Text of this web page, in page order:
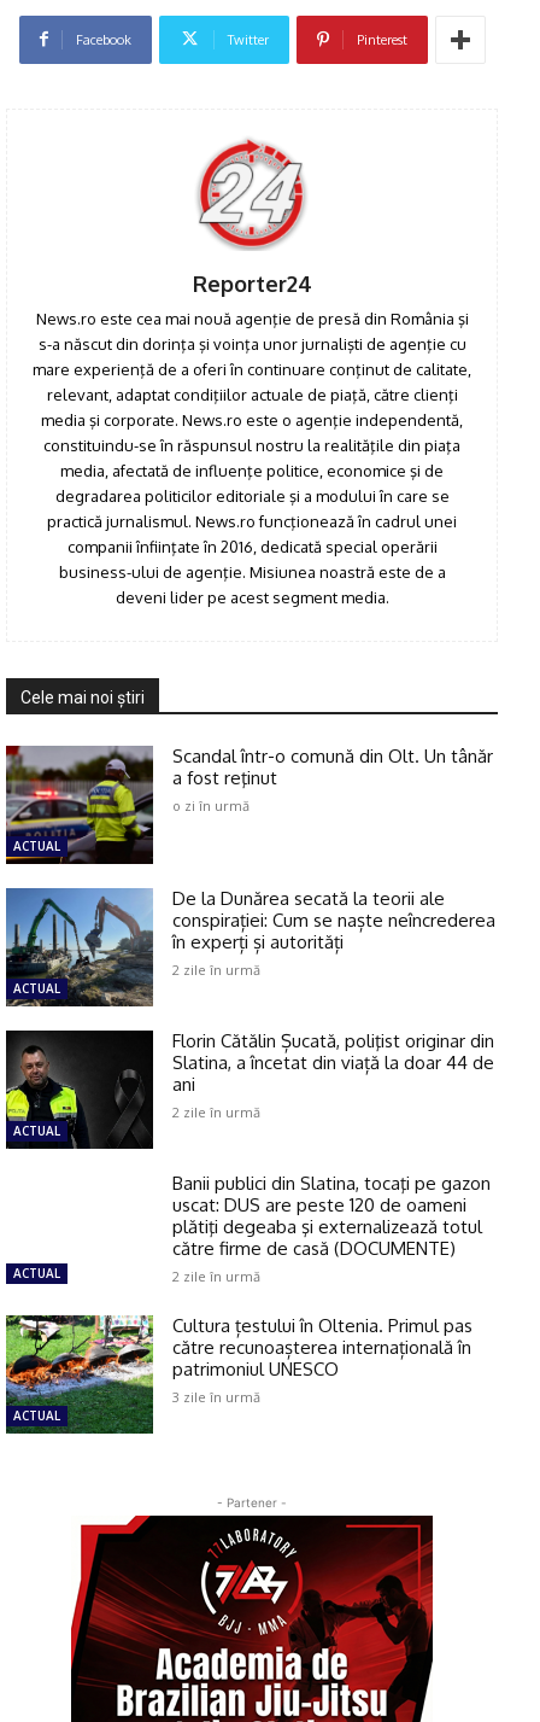
Click pe imagine
Facebook Twitter Pinterest
Reporter24
News.ro este cea mai nouă agenţie de presă din România şi
s-a născut din dorinţa şi voinţa unor jurnalişti de agenţie cu
mare experienţă de a oferi în continuare conţinut de calitate,
relevant, adaptat condiţiilor actuale de piaţă, către clienţi
media şi corporate. News.ro este o agenţie independentă,
constituindu-se în răspunsul nostru la realităţile din piaţa
media, afectată de influenţe politice, economice şi de
degradarea politicilor editoriale şi a modului în care se
practică jurnalismul. News.ro funcţionează în cadrul unei
companii înfiinţate în 2016, dedicată special operării
business-ului de agenţie. Misiunea noastră este de a
deveni lider pe acest segment media.
Cele mai noi ştiri
ACTUAL
Scandal într-o comună din Olt. Un tânăr
a fost reţinut
o zi în urmă
ACTUAL
De la Dunărea secată la teorii ale
conspirației: Cum se naște neîncrederea
în experți și autorități
2 zile în urmă
ACTUAL
Florin Cătălin Șucată, poliţist originar din
Slatina, a încetat din viață la doar 44 de
ani
2 zile în urmă
ACTUAL
Banii publici din Slatina, tocaţi pe gazon
uscat: DUS are peste 120 de oameni
plătiţi degeaba şi externalizează totul
către firme de casă (DOCUMENTE)
2 zile în urmă
ACTUAL
Cultura țestului în Oltenia. Primul pas
către recunoașterea internațională în
patrimoniul UNESCO
3 zile în urmă
- Partener -